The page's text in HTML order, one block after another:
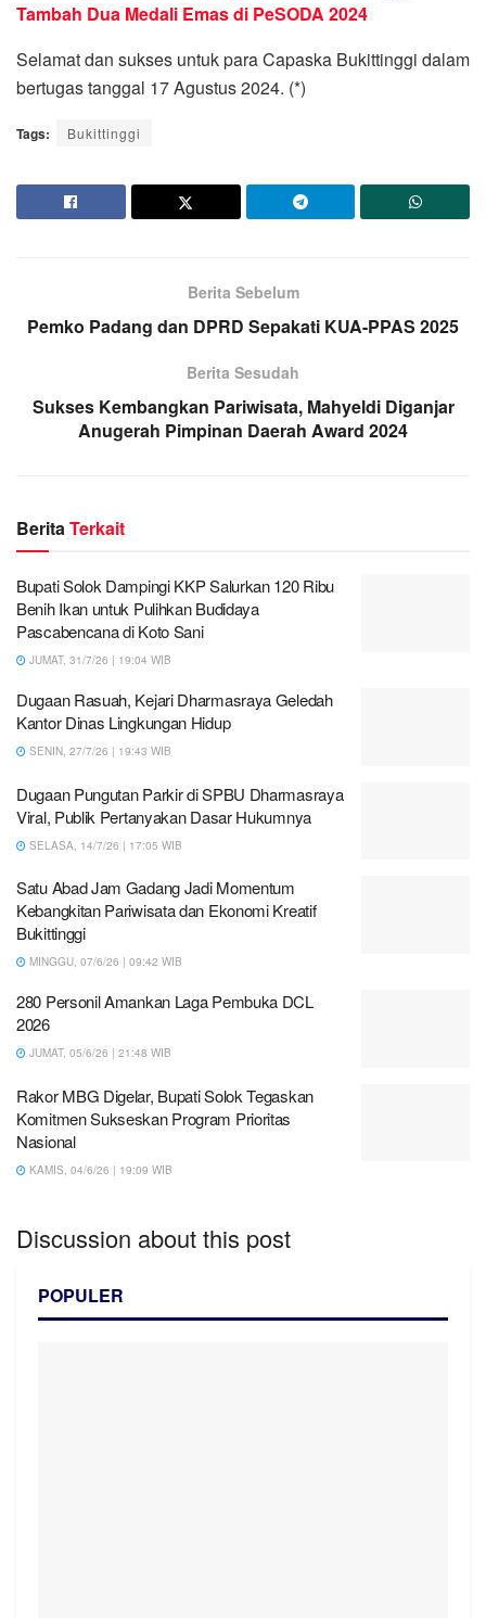
Tambah Dua Medali Emas di PeSODA 2024
Selamat dan sukses untuk para Capaska Bukittinggi dalam
bertugas tanggal 17 Agustus 2024. (*)
Tags: Bukittinggi
Berita Sebelum
Pemko Padang dan DPRD Sepakati KUA-PPAS 2025
Berita Sesudah
Sukses Kembangkan Pariwisata, Mahyeldi Diganjar
Anugerah Pimpinan Daerah Award 2024
BeritaTerkait
Bupati Solok Dampingi KKP Salurkan 120 Ribu
Benih Ikan untuk Pulihkan Budidaya
Pascabencana di Koto Sani
JUMAT, 31/7/26 | 19:04 WIB
Dugaan Rasuah, Kejari Dharmasraya Geledah
Kantor Dinas Lingkungan Hidup
SENIN, 27/7/26 | 19:43 WIB
Dugaan Pungutan Parkir di SPBU Dharmasraya
Viral, Publik Pertanyakan Dasar Hukumnya
SELASA, 14/7/26 | 17:05 WIB
Satu Abad Jam Gadang Jadi Momentum
Kebangkitan Pariwisata dan Ekonomi Kreatif
Bukittinggi
MINGGU, 07/6/26 | 09:42 WIB
280 Personil Amankan Laga Pembuka DCL
2026
JUMAT, 05/6/26 | 21:48 WIB
Rakor MBG Digelar, Bupati Solok Tegaskan
Komitmen Sukseskan Program Prioritas
Nasional
KAMIS, 04/6/26 | 19:09 WIB
Discussion about this post
POPULER